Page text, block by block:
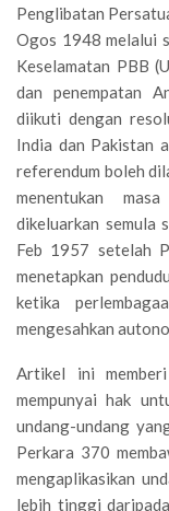
Penglibatan
Ogos 1948 melalui
Keselamatan PBB
dan penempatan
diikuti dengan
India dan Pakistan
referendum boleh
menentukan
dikeluarkan semula
Feb 1957 setelah
menetapkan
ketika
mengesahkan
Artikel ini
mempunyai hak
undang-undang
Perkara 370
mengaplikasikan
lebih tinggi